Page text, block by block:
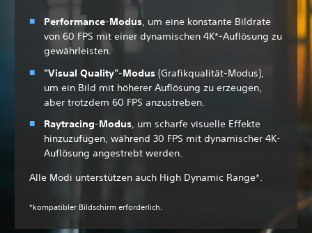
Performance-Modus, um eine konstante Bildrate
von 60 FPS mit einer dynamischen 4K*-Auflösung zu
gewährleisten.
"Visual Quality"-Modus (Grafikqualität-Modus),
um ein Bild mit höherer Auflösung zu erzeugen,
aber trotzdem 60 FPS anzustreben.
Raytracing-Modus, um scharfe visuelle Effekte
hinzuzufügen, während 30 FPS mit dynamischer 4K-
Auflösung angestrebt werden.
Alle Modi unterstützen auch High Dynamic Range*.
*kompatibler Bildschirm erforderlich.